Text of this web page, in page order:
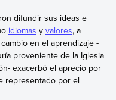
difundir sus ideas e
idiomas y valores, a
en el aprendizaje -
proveniente de la Iglesia
exacerbó el aprecio por
representado por el